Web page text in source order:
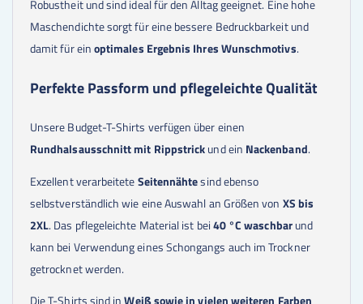
9,03 €
450Stk.
9,03 €
500Stk.
9,03 €
600
Stk.
9,03 €
650Stk.
9,04 €
750Stk.
9,00 €
800Stk.
9,00 €
900Stk.
9,00 €
1000Stk. 9,00 €
Robustheit und sind ideal für den Alltag geeignet. Eine hohe
Maschendichte sorgt für eine bessere Bedruckbarkeit und
damit für einoptimales Ergebnis Ihres Wunschmotivs.
Perfekte Passform und pflegeleichte Qualität
Unsere Budget-T-Shirts verfügen über einen
Rundhalsausschnitt mit Rippstrickund ein Nackenband.
Exzellent verarbeiteteSeitennähtesind ebenso
selbstverständlich wie eine Auswahl an Größen von XS bis
2XL. Das pflegeleichte Material ist bei40 °C waschbarund
kann bei Verwendung eines Schongangs auch im Trockner
getrocknet werden.